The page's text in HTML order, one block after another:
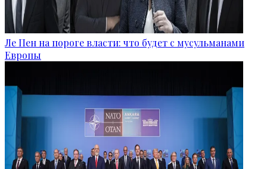
Ле Пен на пороге власти: что будет с мусульманами
Европы